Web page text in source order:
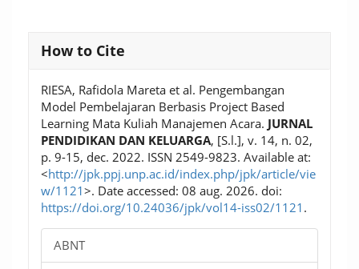
Article
Details
How to Cite
RIESA, Rafidola Mareta et al. Pengembangan
Model Pembelajaran Berbasis Project Based
Learning Mata Kuliah Manajemen Acara. JURNAL
PENDIDIKAN DAN KELUARGA, [S.l.], v. 14, n. 02,
p. 9-15, dec. 2022. ISSN 2549-9823. Available at:
<http://jpk.ppj.unp.ac.id/index.php/jpk/article/vie
w/1121>. Date accessed: 08 aug. 2026. doi:
https://doi.org/10.24036/jpk/vol14-iss02/1121 .
ABNT